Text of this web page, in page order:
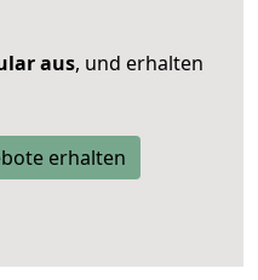
aus, und erhalten
erhalten